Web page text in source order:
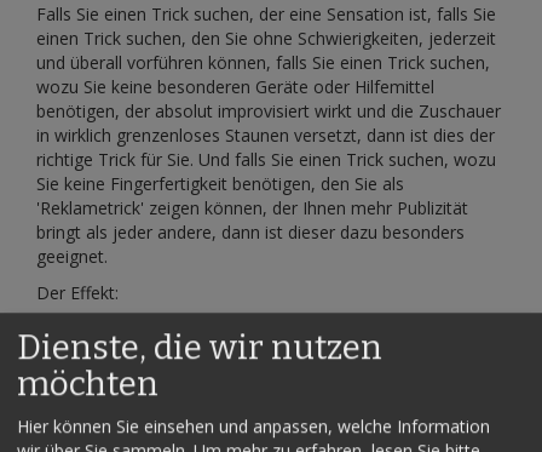
Falls Sie einen Trick suchen, der eine Sensation ist, falls Sie
einen Trick suchen, den Sie ohne Schwierigkeiten, jederzeit
und überall vorführen können, falls Sie einen Trick suchen,
wozu Sie keine besonderen Geräte oder Hilfemittel
benötigen, der absolut improvisiert wirkt und die Zuschauer
in wirklich grenzenloses Staunen versetzt, dann ist dies der
richtige Trick für Sie. Und falls Sie einen Trick suchen, wozu
Sie keine Fingerfertigkeit benötigen, den Sie als
'Reklametrick' zeigen können, der Ihnen mehr Publizität
bringt als jeder andere, dann ist dieser dazu besonders
geeignet.
Der Effekt:
Der Magier gibt einem Zuschauer einen verschlossenen
Briefumschlag zum Aufbewahren. Dann entleiht er sich von
den Zuschauern zwei Banknoten, reißt diese entzwei und
gibt von jeder Banknote eine abgerissene Hälfte den
Zuschauern zum Aufbewahren und läßt die anderen Hälften
Dienste, die wir nutzen
möchten
Hier können Sie einsehen und anpassen, welche Information